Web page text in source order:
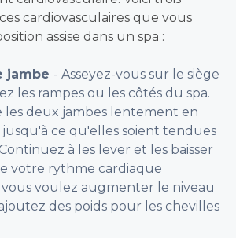
cardiovasculaires que vous
assise dans un spa :
jambe - Asseyez-vous sur le siège
les rampes ou les côtés du spa.
les deux jambes lentement en
ce qu'elles soient tendues
à les lever et les baisser
votre rythme cardiaque
voulez augmenter le niveau
des poids pour les chevilles